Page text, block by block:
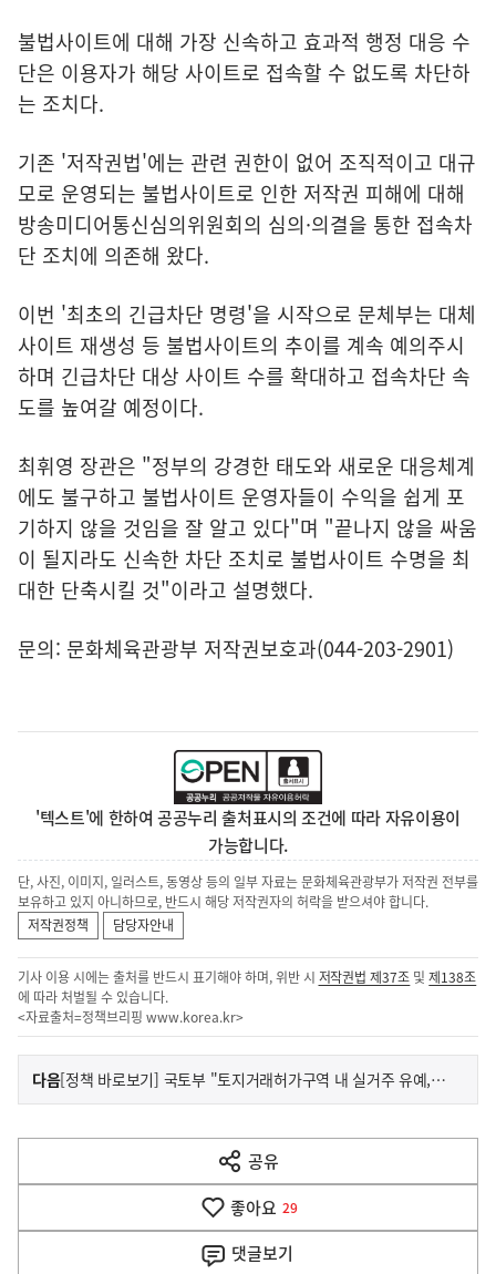
불법사이트에 대해 가장 신속하고 효과적 행정 대응 수
단은 이용자가 해당 사이트로 접속할 수 없도록 차단하
는 조치다.
기존 '저작권법'에는 관련 권한이 없어 조직적이고 대규
모로 운영되는 불법사이트로 인한 저작권 피해에 대해
방송미디어통신심의위원회의 심의·의결을 통한 접속차
단 조치에 의존해 왔다.
이번 '최초의 긴급차단 명령'을 시작으로 문체부는 대체
사이트 재생성 등 불법사이트의 추이를 계속 예의주시
하며 긴급차단 대상 사이트 수를 확대하고 접속차단 속
도를 높여갈 예정이다.
최휘영 장관은 "정부의 강경한 태도와 새로운 대응체계
에도 불구하고 불법사이트 운영자들이 수익을 쉽게 포
기하지 않을 것임을 잘 알고 있다"며 "끝나지 않을 싸움
이 될지라도 신속한 차단 조치로 불법사이트 수명을 최
대한 단축시킬 것"이라고 설명했다.
문의: 문화체육관광부 저작권보호과(044-203-2901)
'텍스트'에 한하여 공공누리 출처표시의 조건에 따라 자유이용이
가능합니다.
단, 사진, 이미지, 일러스트, 동영상 등의 일부 자료는 문화체육관광부가 저작권 전부를
보유하고 있지 아니하므로, 반드시 해당 저작권자의 허락을 받으셔야 합니다.
저작권정책
담당자안내
기사 이용 시에는 출처를 반드시 표기해야 하며, 위반 시 저작권법 제37조 및제138조
에 따라 처벌될 수 있습니다.
<자료출처=정책브리핑 www.korea.kr>
이
전
다
음
다음기
사
[정책 바로보기] 국토부 "토지거래허가구역 내 실거주 유예, '갭투자 불허 원칙'하에 검토"
공유
열
기
좋아요 29
댓글보기